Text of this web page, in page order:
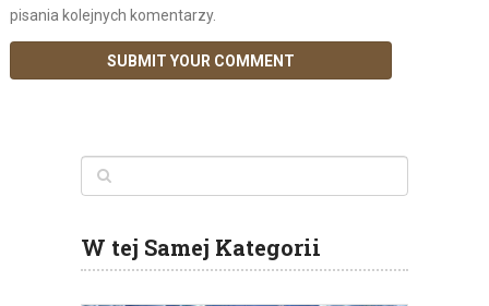
pisania kolejnych komentarzy.
W tej Samej Kategorii